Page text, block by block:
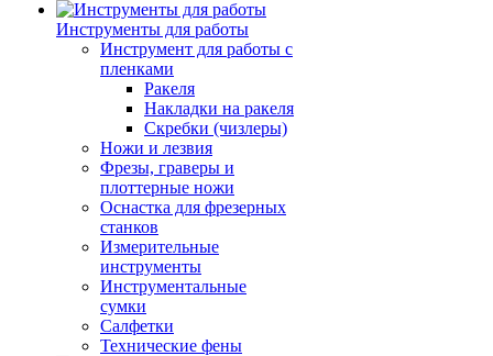
Инструменты для работы
Инструмент для работы с
пленками
Ракеля
Накладки на ракеля
Скребки (чизлеры)
Ножи и лезвия
Фрезы, граверы и
плоттерные ножи
Оснастка для фрезерных
станков
Измерительные
инструменты
Инструментальные
сумки
Салфетки
Технические фены